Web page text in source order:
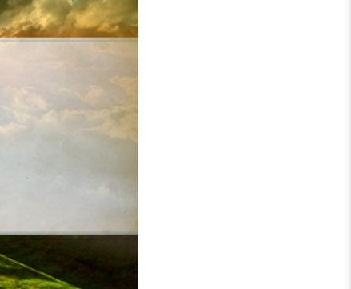
in der Natur als auch im
und unseren
eine kleine, aber